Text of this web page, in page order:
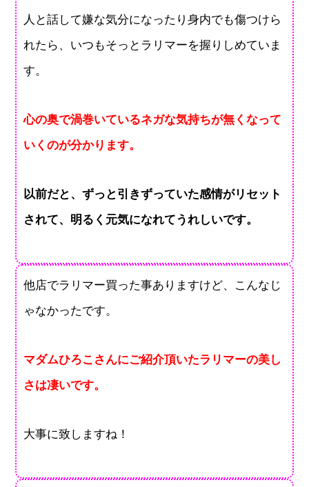
人と話して嫌な気分になったり身内でも傷つけら
れたら、いつもそっとラリマーを握りしめていま
す。
心の奥で渦巻いているネガな気持ちが無くなって
いくのが分かります。
以前だと、ずっと引きずっていた感情がリセット
されて、明るく元気になれてうれしいです。
他店でラリマー買った事ありますけど、こんなじ
ゃなかったです。
マダムひろこさんにご紹介頂いたラリマーの美し
さは凄いです。
大事に致しますね！